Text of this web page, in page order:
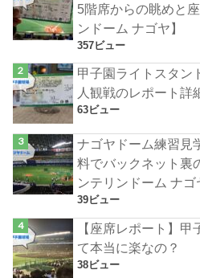
5階席からの眺めと
ンドーム ナゴヤ】
357ビュー
甲子園ライトスタン
人観戦のレポート詳
63ビュー
ナゴヤドーム練習見
料でバックネット裏
ンテリンドーム ナゴ
39ビュー
【座席レポート】
て本当に楽なの？
38ビュー